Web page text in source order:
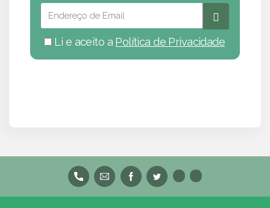
Li e aceito a Política de Privacidade